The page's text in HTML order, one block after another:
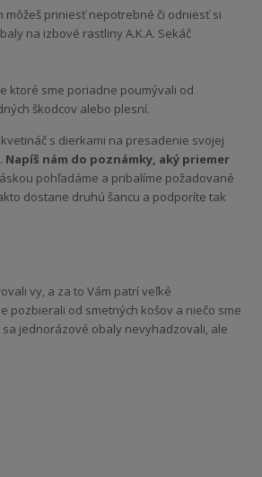
môžeš priniesť nepotrebné či odniesť si
na izbové rastliny A.K.A. Sekáč
ktoré sme poriadne poumývali od
škodcov alebo plesní.
s dierkami na presadenie svojej
Napíš nám do poznámky, aký priemer
pohľadáme a pribalíme požadované
dostane druhú šancu a podporíte tak
vy, a za to Vám patrí veľké
pozbierali od smetných košov a niečo sme
sa jednorázové obaly nevyhadzovali, ale